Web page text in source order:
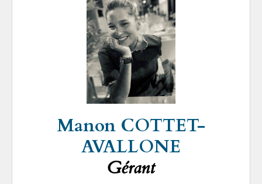
Manon COTTET-
AVALLONE
Gérant